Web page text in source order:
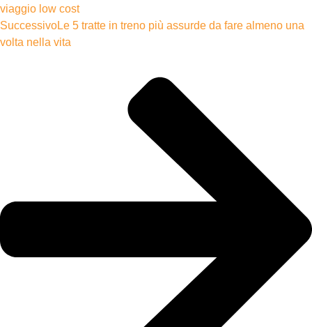
viaggio low cost
SuccessivoLe 5 tratte in treno più assurde da fare almeno una
volta nella vita